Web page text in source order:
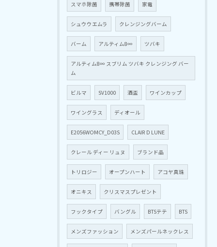
スマホ除菌 携帯除菌 家電
シュウウエムラ クレンジングバーム
バーム アルティム8∞ ツバキ
アルティム8∞ スブリム ツバキ クレンジング バー
ム
ビルマ SV1000 酒盃 ワインカップ
ワイングラス ディオール
E2056WOMCY_D03S CLAIR D LUNE
クレール ディー リュヌ ブランド品
トリロジー オープンハート アコヤ真珠
オニキス クリスマスプレゼント
フックタイプ バングル BTSテテ BTS
メンズファッション メンズパールネックレス